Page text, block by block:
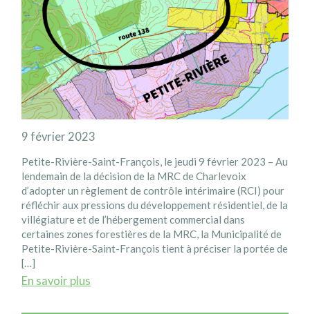
9 février 2023
Petite-Rivière-Saint-François, le jeudi 9 février 2023 – Au
lendemain de la décision de la MRC de Charlevoix
d’adopter un règlement de contrôle intérimaire (RCI) pour
réfléchir aux pressions du développement résidentiel, de la
villégiature et de l’hébergement commercial dans
certaines zones forestières de la MRC, la Municipalité de
Petite-Rivière-Saint-François tient à préciser la portée de
[…]
En savoir plus